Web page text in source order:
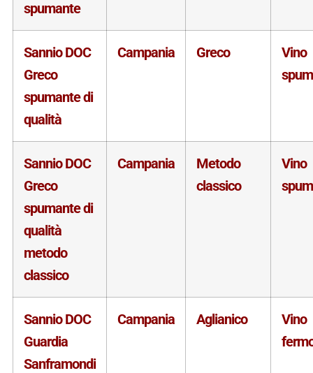
spumante
Sannio DOC
Greco
spumante di
qualità
Campania Greco
Vino
Sannio DOC
Greco
spumante di
qualità
metodo
classico
Campania
Metodo
classico
Vino
Sannio DOC
Guardia
Sanframondi
Campania Aglianico
Vino